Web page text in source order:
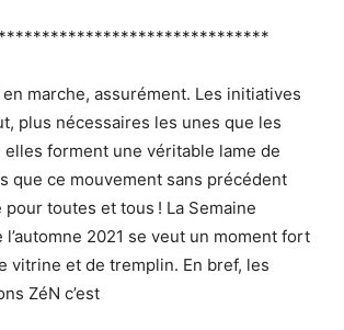
marche, assurément. Les initiatives
plus nécessaires les unes que les
elles forment une véritable lame de
que ce mouvement sans précédent
toutes et tous ! La Semaine
l’automne 2021 se veut un moment fort
vitrine et de tremplin. En bref, les
ZéN c’est